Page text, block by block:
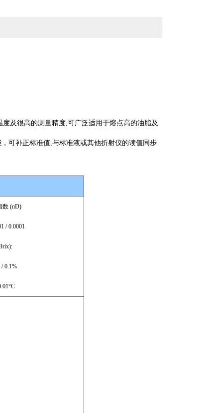
及很高的测量精度,可广泛适用于熔点高的油脂及
可补正标准值,与标准液或其他折射仪的读值同步
数 (nD)
/ 0.0001
/ 0.1%